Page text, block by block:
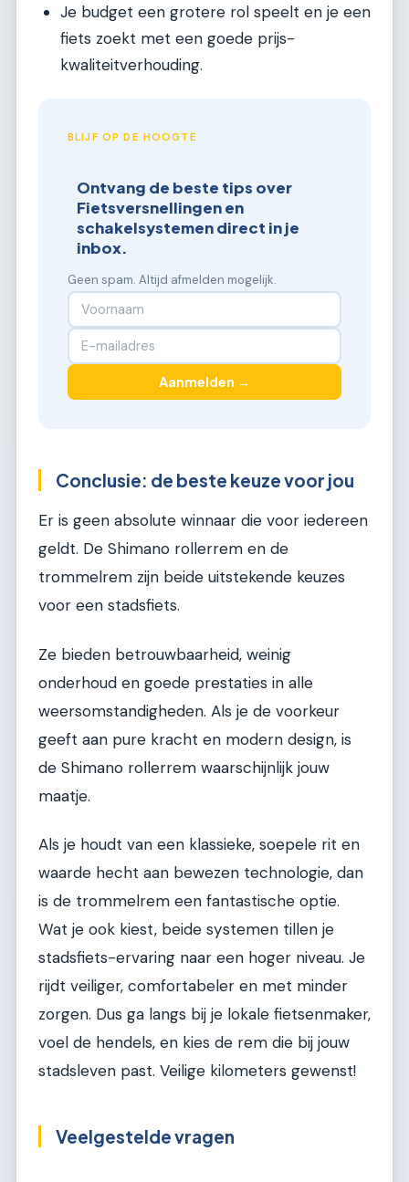
Je budget een grotere rol speelt en je een
fiets zoekt met een goede prijs-
kwaliteitverhouding.
BLIJF OP DE HOOGTE
Ontvang de beste tips over
Fietsversnellingen en
schakelsystemen direct in je
inbox.
Geen spam. Altijd afmelden mogelijk.
Aanmelden →
Conclusie: de beste keuze voor jou
Er is geen absolute winnaar die voor iedereen
geldt. De Shimano rollerrem en de
trommelrem zijn beide uitstekende keuzes
voor een stadsfiets.
Ze bieden betrouwbaarheid, weinig
onderhoud en goede prestaties in alle
weersomstandigheden. Als je de voorkeur
geeft aan pure kracht en modern design, is
de Shimano rollerrem waarschijnlijk jouw
maatje.
Als je houdt van een klassieke, soepele rit en
waarde hecht aan bewezen technologie, dan
is de trommelrem een fantastische optie.
Wat je ook kiest, beide systemen tillen je
stadsfiets-ervaring naar een hoger niveau. Je
rijdt veiliger, comfortabeler en met minder
zorgen. Dus ga langs bij je lokale fietsenmaker,
voel de hendels, en kies de rem die bij jouw
stadsleven past. Veilige kilometers gewenst!
Veelgestelde vragen